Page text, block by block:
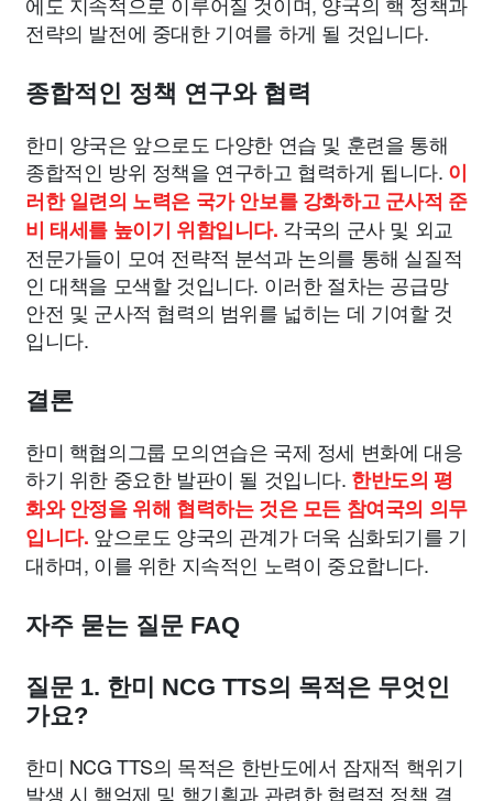
전략의 발전에 중대한 기여를 하게 될 것입니다.
종합적인 정책 연구와 협력
한미 양국은 앞으로도 다양한 연습 및 훈련을 통해
종합적인 방위 정책을 연구하고 협력하게 됩니다. 이
러한 일련의 노력은 국가 안보를 강화하고 군사적 준
비 태세를 높이기 위함입니다. 각국의 군사 및 외교
전문가들이 모여 전략적 분석과 논의를 통해 실질적
인 대책을 모색할 것입니다. 이러한 절차는 공급망
안전 및 군사적 협력의 범위를 넓히는 데 기여할 것
입니다.
결론
한미 핵협의그룹 모의연습은 국제 정세 변화에 대응
하기 위한 중요한 발판이 될 것입니다. 한반도의 평
화와 안정을 위해 협력하는 것은 모든 참여국의 의무
입니다. 앞으로도 양국의 관계가 더욱 심화되기를 기
대하며, 이를 위한 지속적인 노력이 중요합니다.
자주 묻는 질문 FAQ
질문 1. 한미 NCG TTS의 목적은 무엇인
가요?
한미 NCG TTS의 목적은 한반도에서 잠재적 핵위기
발생 시 핵억제 및 핵기획과 관련한 협력적 정책 결